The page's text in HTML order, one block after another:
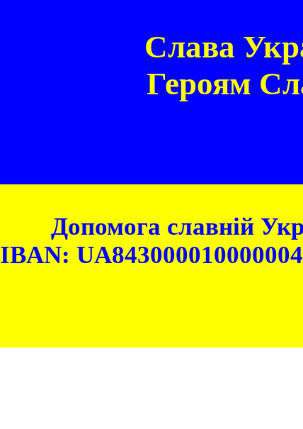
Слава
Героям
Допомога славній
IBAN: